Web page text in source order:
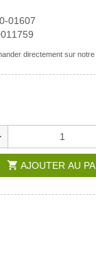
01607
directement sur notre
shopping_cart AJOUTER AU